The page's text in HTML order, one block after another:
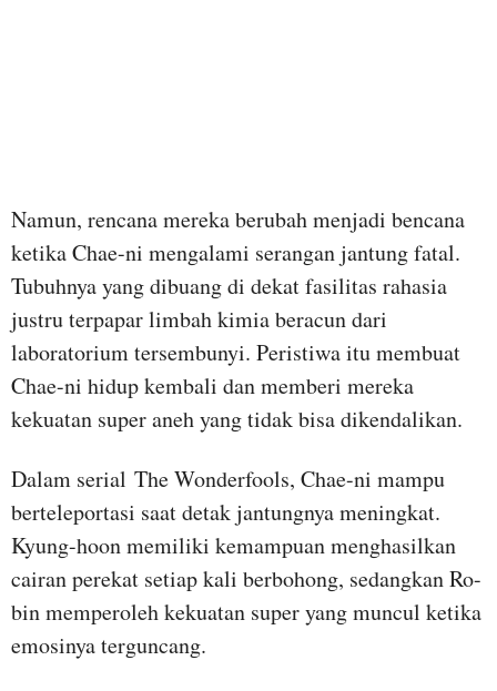
Namun, rencana mereka berubah menjadi bencana
ketika Chae-ni mengalami serangan jantung fatal.
Tubuhnya yang dibuang di dekat fasilitas rahasia
justru terpapar limbah kimia beracun dari
laboratorium tersembunyi. Peristiwa itu membuat
Chae-ni hidup kembali dan memberi mereka
kekuatan super aneh yang tidak bisa dikendalikan.
Dalam serial The Wonderfools, Chae-ni mampu
berteleportasi saat detak jantungnya meningkat.
Kyung-hoon memiliki kemampuan menghasilkan
cairan perekat setiap kali berbohong, sedangkan Ro-
bin memperoleh kekuatan super yang muncul ketika
emosinya terguncang.